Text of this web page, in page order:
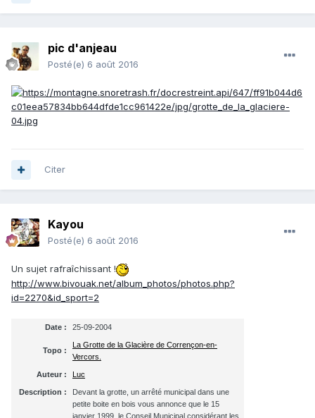
pic d'anjeau
Posté(e) 6 août 2016
Citer
Kayou
Posté(e) 6 août 2016
Un sujet rafraîchissant !
http://www.bivouak.net/album_photos/photos.php?
id=2270&id_sport=2
Date : 25-09-2004
Topo :
La Grotte de la Glacière de Corrençon-en-
Vercors.
Auteur : Luc
Description :
Devant la grotte, un arrêté municipal dans une
petite boite en bois vous annonce que le 15
janvier 1999, le Conseil Municipal considérant les